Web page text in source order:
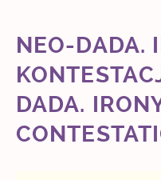
NEO-DADA.
DADA.